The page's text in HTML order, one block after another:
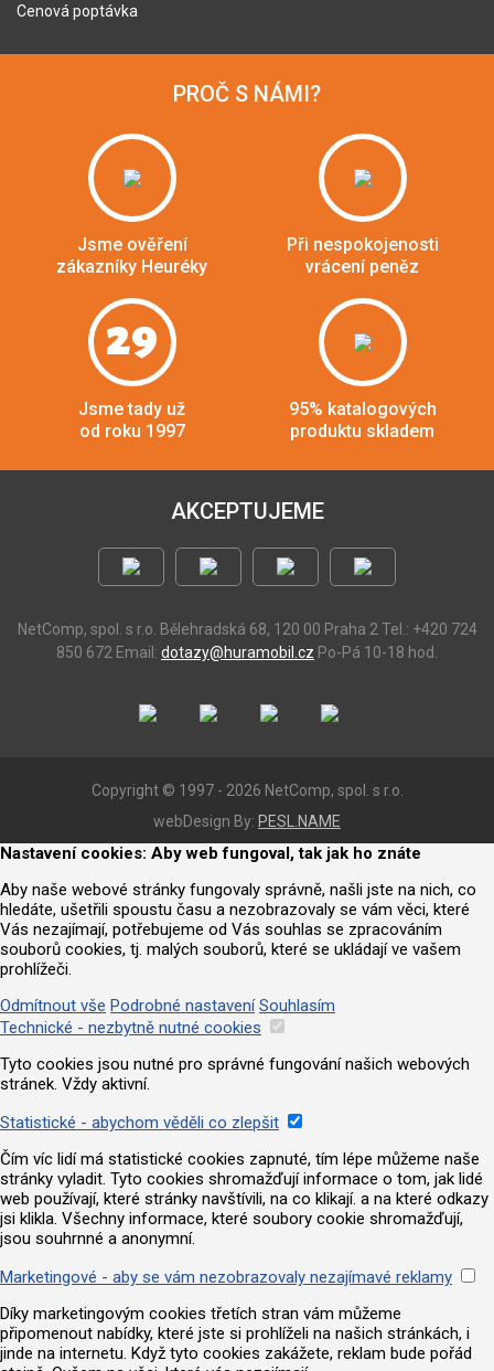
Cenová poptávka
PROČ S NÁMI?
Jsme ověření
zákazníky Heuréky
Při nespokojenosti
vrácení peněz
29
Jsme tady už
od roku 1997
95% katalogových
produktu skladem
AKCEPTUJEME
NetComp, spol. s r.o. Bělehradská 68, 120 00 Praha 2 Tel.: +420 724
850 672 Email: dotazy@huramobil.cz Po-Pá 10-18 hod.
Copyright © 1997 - 2026 NetComp, spol. s r.o.
webDesign By: PESL.NAME
Nastavení cookies: Aby web fungoval, tak jak ho znáte
Aby naše webové stránky fungovaly správně, našli jste na nich, co
hledáte, ušetřili spoustu času a nezobrazovaly se vám věci, které
Vás nezajímají, potřebujeme od Vás souhlas se zpracováním
souborů cookies, tj. malých souborů, které se ukládají ve vašem
prohlížeči.
Odmítnout vše Podrobné nastavení Souhlasím
Technické - nezbytně nutné cookies
Tyto cookies jsou nutné pro správné fungování našich webových
stránek. Vždy aktivní.
Statistické - abychom věděli co zlepšit
Čím víc lidí má statistické cookies zapnuté, tím lépe můžeme naše
stránky vyladit. Tyto cookies shromažďují informace o tom, jak lidé
web používají, které stránky navštívili, na co klikají. a na které odkazy
jsi klikla. Všechny informace, které soubory cookie shromažďují,
jsou souhrnné a anonymní.
Marketingové - aby se vám nezobrazovaly nezajímavé reklamy
Díky marketingovým cookies třetích stran vám můžeme
připomenout nabídky, které jste si prohlíželi na našich stránkách, i
jinde na internetu. Když tyto cookies zakážete, reklam bude pořád